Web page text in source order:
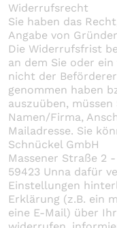
Widerrufsrecht
Sie haben das
Angabe von
Die Widerrufsfrist
an dem Sie oder
nicht der
genommen haben
auszuüben,
Namen/Firma,
Mailadresse. Sie
Schnückel GmbH
Massener Straße 2
59423 Unna dafür
Einstellungen
Erklärung (z.B. ein
eine E-Mail) über